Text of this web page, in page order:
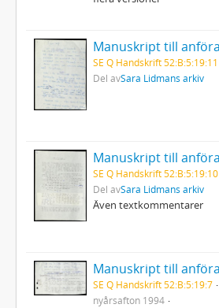
SE Q Handskrift 52:B:5:19:11
Del avSara Lidmans arkiv
SE Q Handskrift 52:B:5:19:10
Del avSara Lidmans arkiv
Även textkommentarer
SE Q Handskrift 52:B:5:19:7
nyårsafton 1994